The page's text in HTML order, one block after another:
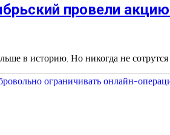
провели
в историю. Но никогда не